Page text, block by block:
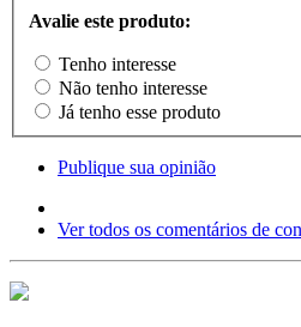
Avalie este produto:
Tenho interesse
Não tenho interesse
Já tenho esse produto
Publique sua opinião
Ver todos os comentários de